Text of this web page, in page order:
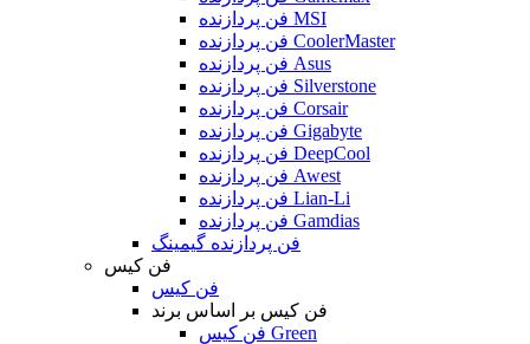
فن پردازنده MSI
فن پردازنده CoolerMaster
فن پردازنده Asus
فن پردازنده Silverstone
فن پردازنده Corsair
فن پردازنده Gigabyte
فن پردازنده DeepCool
فن پردازنده Awest
فن پردازنده Lian-Li
فن پردازنده Gamdias
فن پردازنده گیمینگ
فن کیس
فن کیس
فن کیس بر اساس برند
فن کیس Green